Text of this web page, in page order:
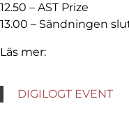
12.50 – AST Prize
13.00 – Sändningen
Läs mer:
DIGILOGT EVENT